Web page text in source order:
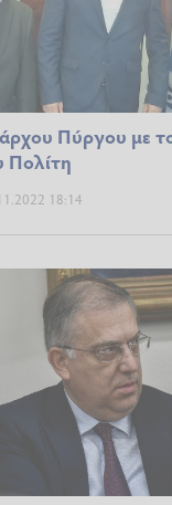
Πύργου με
Πολίτη
18:14